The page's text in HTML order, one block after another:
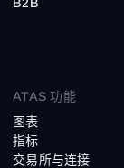
ATAS 功能
图表
指标
交易所与连接